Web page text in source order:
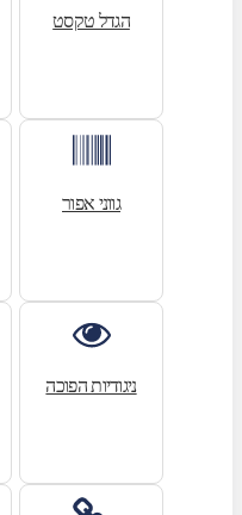
הגדל טקסט
גווני אפור
ניגודיות הפוכה